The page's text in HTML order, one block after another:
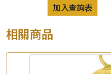
加入查詢表
相關商品